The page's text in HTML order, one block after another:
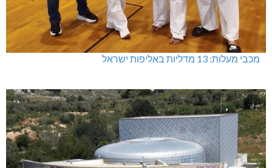
מכבי מעלות: 13 מדליות באליפות ישראל